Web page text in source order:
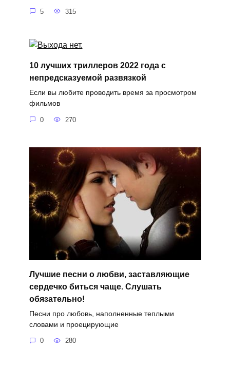
5 315
10 лучших триллеров 2022 года с
непредсказуемой развязкой
Если вы любите проводить время за просмотром
фильмов
0 270
Лучшие песни о любви, заставляющие
сердечко биться чаще. Слушать
обязательно!
Песни про любовь, наполненные теплыми
словами и проецирующие
0 280